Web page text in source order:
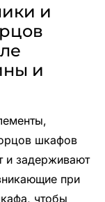
и
и
шкафов
и задерживают
при
чтобы